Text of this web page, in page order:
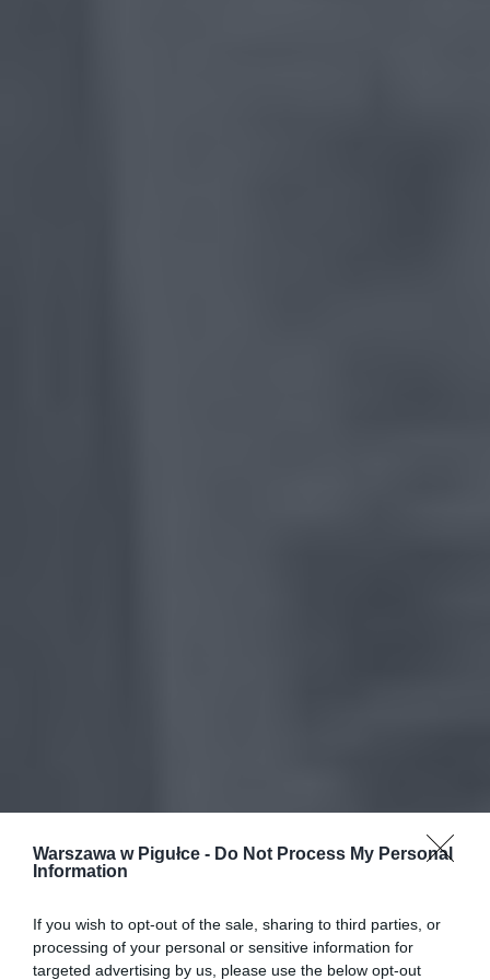
Warszawa w Pigułce - Do Not Process My Personal
Information
If you wish to opt-out of the sale, sharing to third parties, or
processing of your personal or sensitive information for
targeted advertising by us, please use the below opt-out